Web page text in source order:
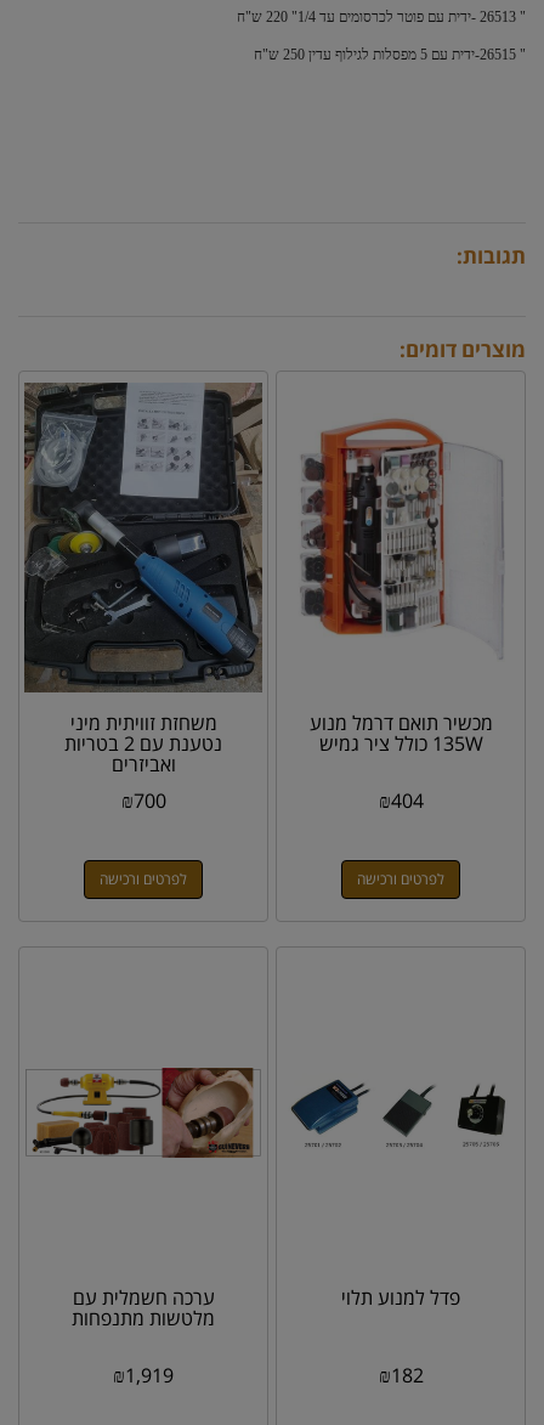
" 26513 -ידית עם פוטר לכרסומים עד 1/4" 220 ש"ח
" 26515-ידית עם 5 מפסלות לגילוף עדין 250 ש"ח
תגובות:
מוצרים דומים:
מכשיר תואם דרמל מנוע
135W כולל ציר גמיש
₪404
לפרטים ורכישה
משחזת זוויתית מיני
נטענת עם 2 בטריות
ואביזרים
₪700
לפרטים ורכישה
פדל למנוע תלוי
₪182
ערכה חשמלית עם
מלטשות מתנפחות
₪1,919